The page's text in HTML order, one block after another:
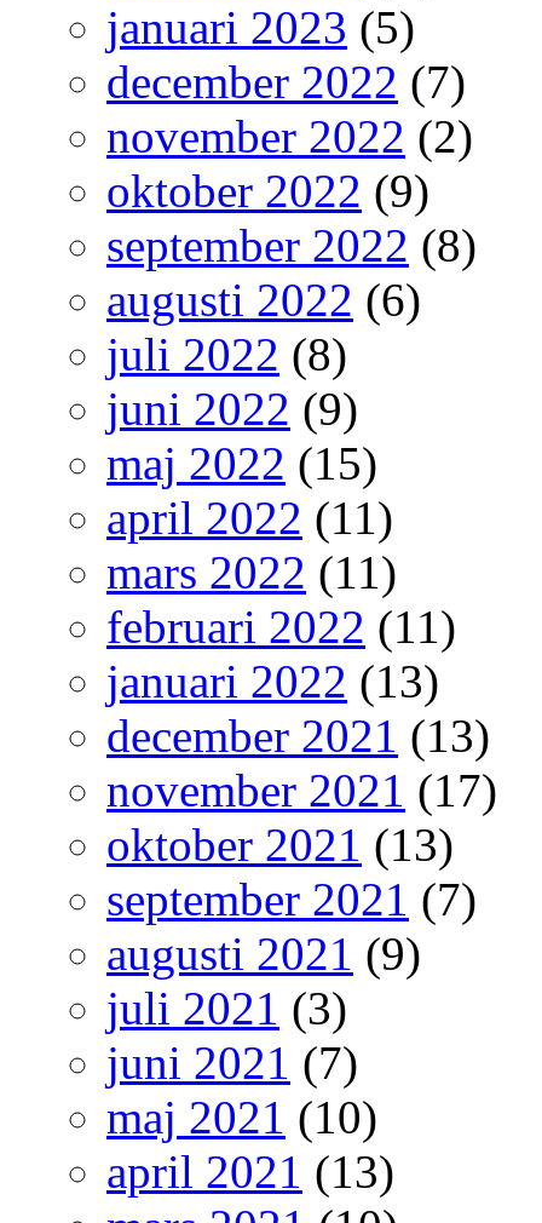
januari 2023 (5)
december 2022 (7)
november 2022 (2)
oktober 2022 (9)
september 2022 (8)
augusti 2022 (6)
juli 2022 (8)
juni 2022 (9)
maj 2022 (15)
april 2022 (11)
mars 2022 (11)
februari 2022 (11)
januari 2022 (13)
december 2021 (13)
november 2021 (17)
oktober 2021 (13)
september 2021 (7)
augusti 2021 (9)
juli 2021 (3)
juni 2021 (7)
maj 2021 (10)
april 2021 (13)